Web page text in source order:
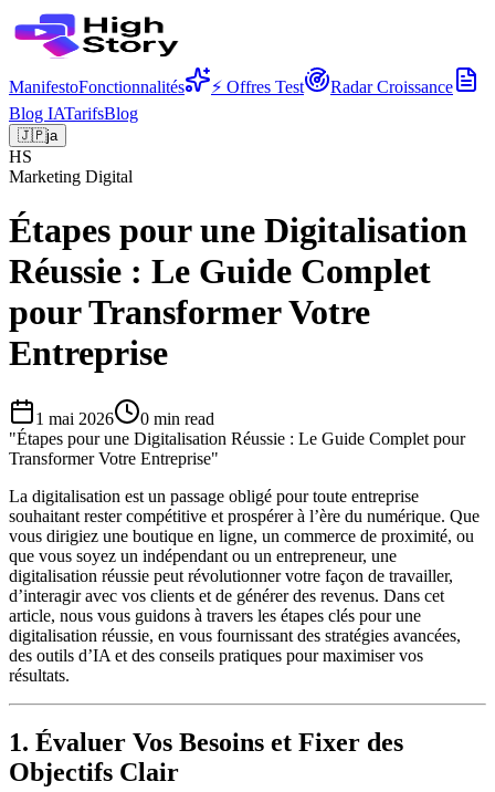
ManifestoFonctionnalités ⚡ Offres Test
Radar Croissance
Blog IATarifsBlog
🇯🇵ja
HS
Marketing Digital
Étapes pour une Digitalisation
Réussie : Le Guide Complet
pour Transformer Votre
Entreprise
1 mai 2026 0 min read
"Étapes pour une Digitalisation Réussie : Le Guide Complet pour
Transformer Votre Entreprise"
La digitalisation est un passage obligé pour toute entreprise
souhaitant rester compétitive et prospérer à l’ère du numérique. Que
vous dirigiez une boutique en ligne, un commerce de proximité, ou
que vous soyez un indépendant ou un entrepreneur, une
digitalisation réussie peut révolutionner votre façon de travailler,
d’interagir avec vos clients et de générer des revenus. Dans cet
article, nous vous guidons à travers les étapes clés pour une
digitalisation réussie, en vous fournissant des stratégies avancées,
des outils d’IA et des conseils pratiques pour maximiser vos
résultats.
1. Évaluer Vos Besoins et Fixer des
Objectifs Clair